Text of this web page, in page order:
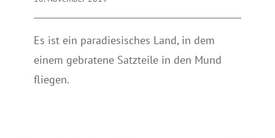
Es ist ein paradiesisches Land, in dem
einem gebratene Satzteile in den Mund
fliegen.